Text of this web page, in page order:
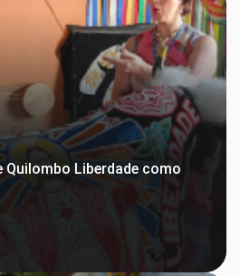
Quilombo Liberdade como